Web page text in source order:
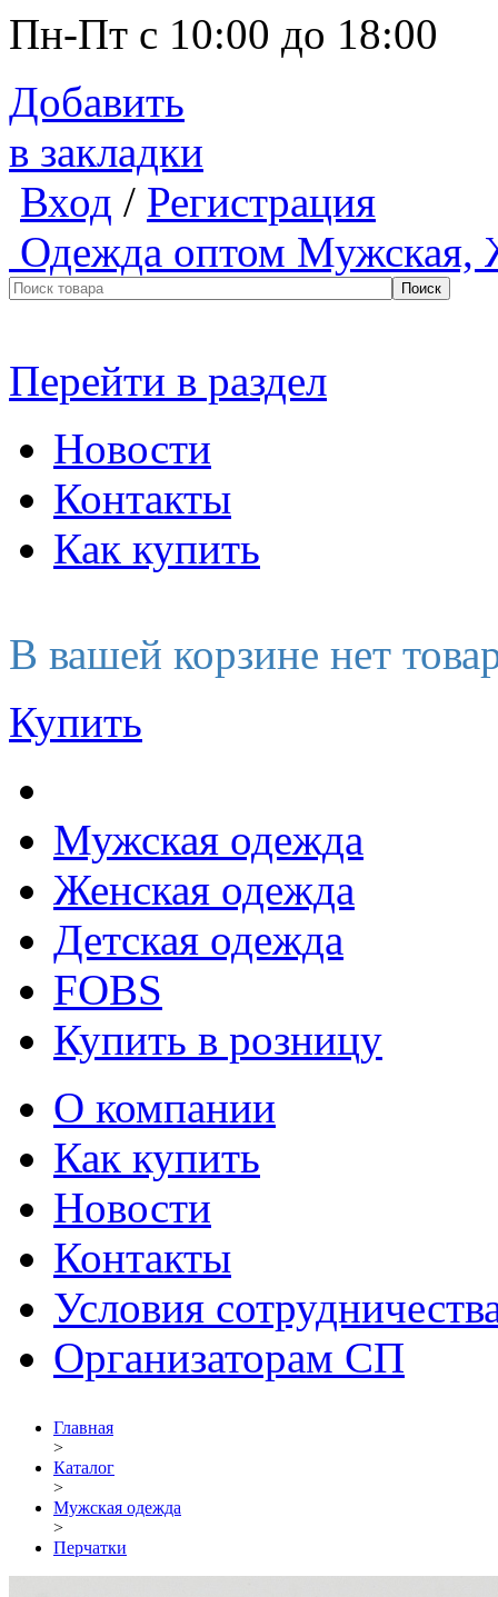
Пн-Пт с 10:00 до 18:00
Добавить
в закладки
Вход / Регистрация
Одежда оптом Мужская,
Перейти в раздел
Новости
Контакты
Как купить
В вашей корзине нет
Купить
Мужская одежда
Женская одежда
Детская одежда
FOBS
Купить в розницу
О компании
Как купить
Новости
Контакты
Условия
Организаторам СП
Главная
>
Каталог
>
Мужская одежда
>
Перчатки